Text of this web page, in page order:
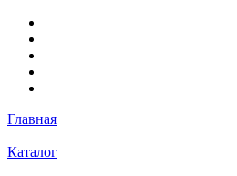
Главная
Каталог